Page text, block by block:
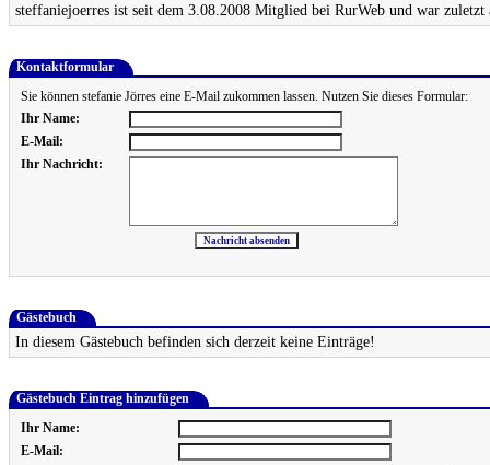
steffaniejoerres ist seit dem 3.08.2008 Mitglied bei RurWeb und war
Kontaktformular
Sie können stefanie Jörres eine E-Mail zukommen lassen. Nutzen Sie dieses Formular:
Ihr Name:
E-Mail:
Ihr Nachricht:
Gästebuch
In diesem Gästebuch befinden sich derzeit keine Einträge!
Gästebuch Eintrag hinzufügen
Ihr Name:
E-Mail: